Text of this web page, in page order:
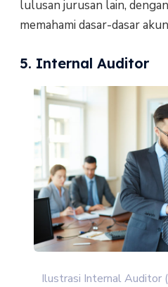
lulusan jurusan lain,
memahami dasar-dasar
5. Internal Auditor
Ilustrasi Internal Auditor